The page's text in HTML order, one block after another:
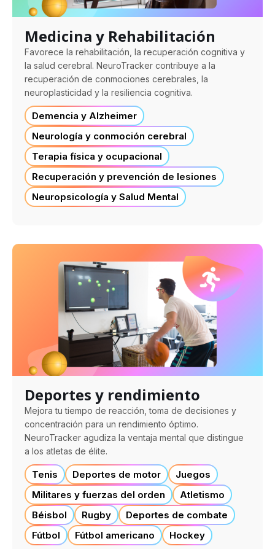
Medicina y Rehabilitación
Favorece la rehabilitación, la recuperación cognitiva y
la salud cerebral. NeuroTracker contribuye a la
recuperación de conmociones cerebrales, la
neuroplasticidad y la resiliencia cognitiva.
Demencia y Alzheimer
Neurología y conmoción cerebral
Terapia física y ocupacional
Recuperación y prevención de lesiones
Neuropsicología y Salud Mental
Deportes y rendimiento
Mejora tu tiempo de reacción, toma de decisiones y
concentración para un rendimiento óptimo.
NeuroTracker agudiza la ventaja mental que distingue
a los atletas de élite.
Tenis Deportes de motor
Juegos
Militares y fuerzas del orden
Atletismo
Béisbol
Rugby
Deportes de combate
Fútbol
Fútbol americano Hockey